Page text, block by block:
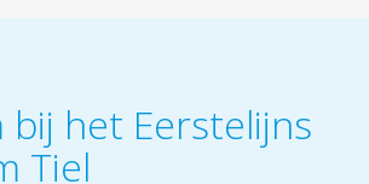
bij het Eerstelijns
Tiel